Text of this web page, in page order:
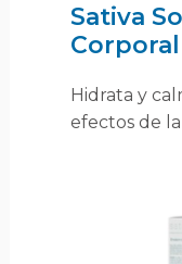
Sativa
Corporal
Hidrata y
efectos de